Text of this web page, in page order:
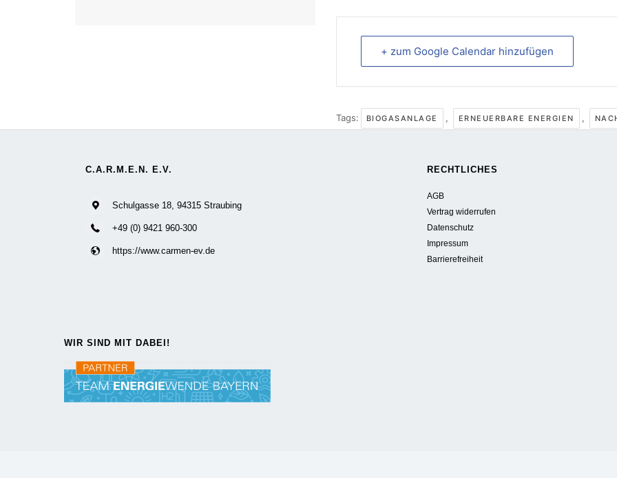
+ zum Google Calendar hinzufügen
Tags: BIOGASANLAGE , ERNEUERBARE ENERGIEN ,
C.A.R.M.E.N. E.V.
Schulgasse 18, 94315 Straubing
+49 (0) 9421 960-300
https://www.carmen-ev.de
RECHTLICHES
AGB
Vertrag widerrufen
Datenschutz
Impressum
Barrierefreiheit
WIR SIND MIT DABEI!